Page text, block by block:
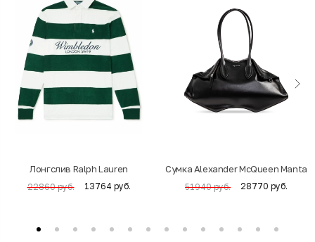
Лонгслив Ralph Lauren
22860 руб. 13764 руб.
Cумка Alexander McQueen Manta
51940 руб. 28770 руб.